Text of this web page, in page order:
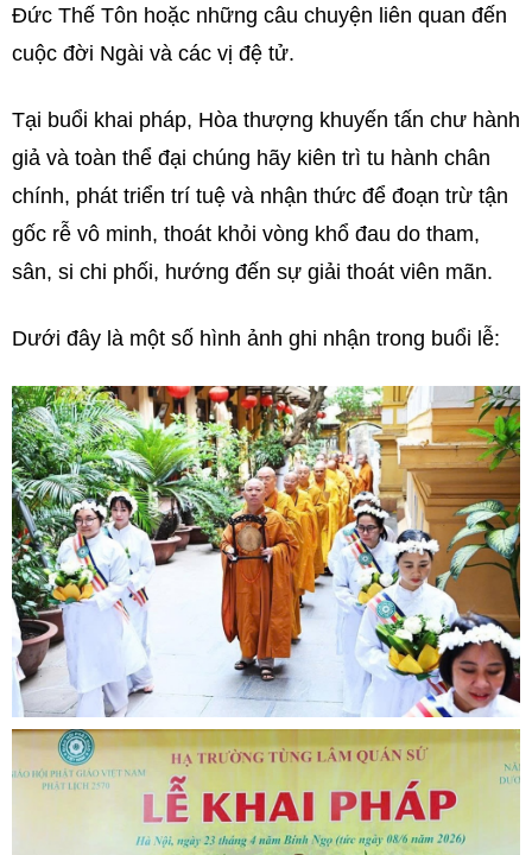
Đức Thế Tôn hoặc những câu chuyện liên quan đến
cuộc đời Ngài và các vị đệ tử.
Tại buổi khai pháp, Hòa thượng khuyến tấn chư hành
giả và toàn thể đại chúng hãy kiên trì tu hành chân
chính, phát triển trí tuệ và nhận thức để đoạn trừ tận
gốc rễ vô minh, thoát khỏi vòng khổ đau do tham,
sân, si chi phối, hướng đến sự giải thoát viên mãn.
Dưới đây là một số hình ảnh ghi nhận trong buổi lễ: